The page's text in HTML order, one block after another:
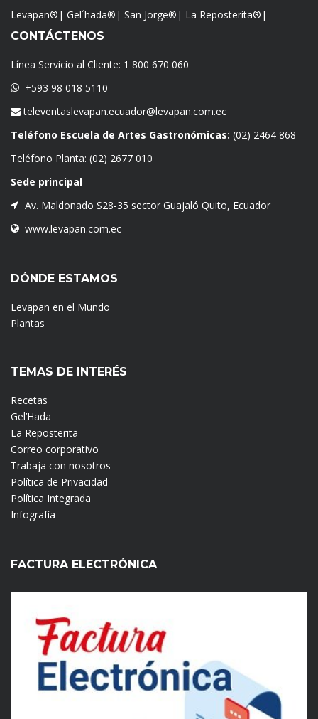
Levapan® | Gel´hada® | San Jorge® | La Reposterita® |
CONTÁCTENOS
Línea Servicio al Cliente: 1 800 670 060
+593 98 018 5110
televentaslevapan.ecuador@levapan.com.ec
Teléfono Escuela de Artes Gastronómicas: (02) 2464 868
Teléfono Planta: (02) 2677 010
Sede principal
Av. Maldonado S28-35 sector Guajaló Quito, Ecuador
www.levapan.com.ec
DÓNDE ESTAMOS
Levapan en el Mundo
Plantas
TEMAS DE INTERÉS
Recetas
Gel’Hada
La Reposterita
Correo corporativo
Trabaja con nosotros
Política de Privacidad
Política Integrada
Infografía
FACTURA ELECTRÓNICA